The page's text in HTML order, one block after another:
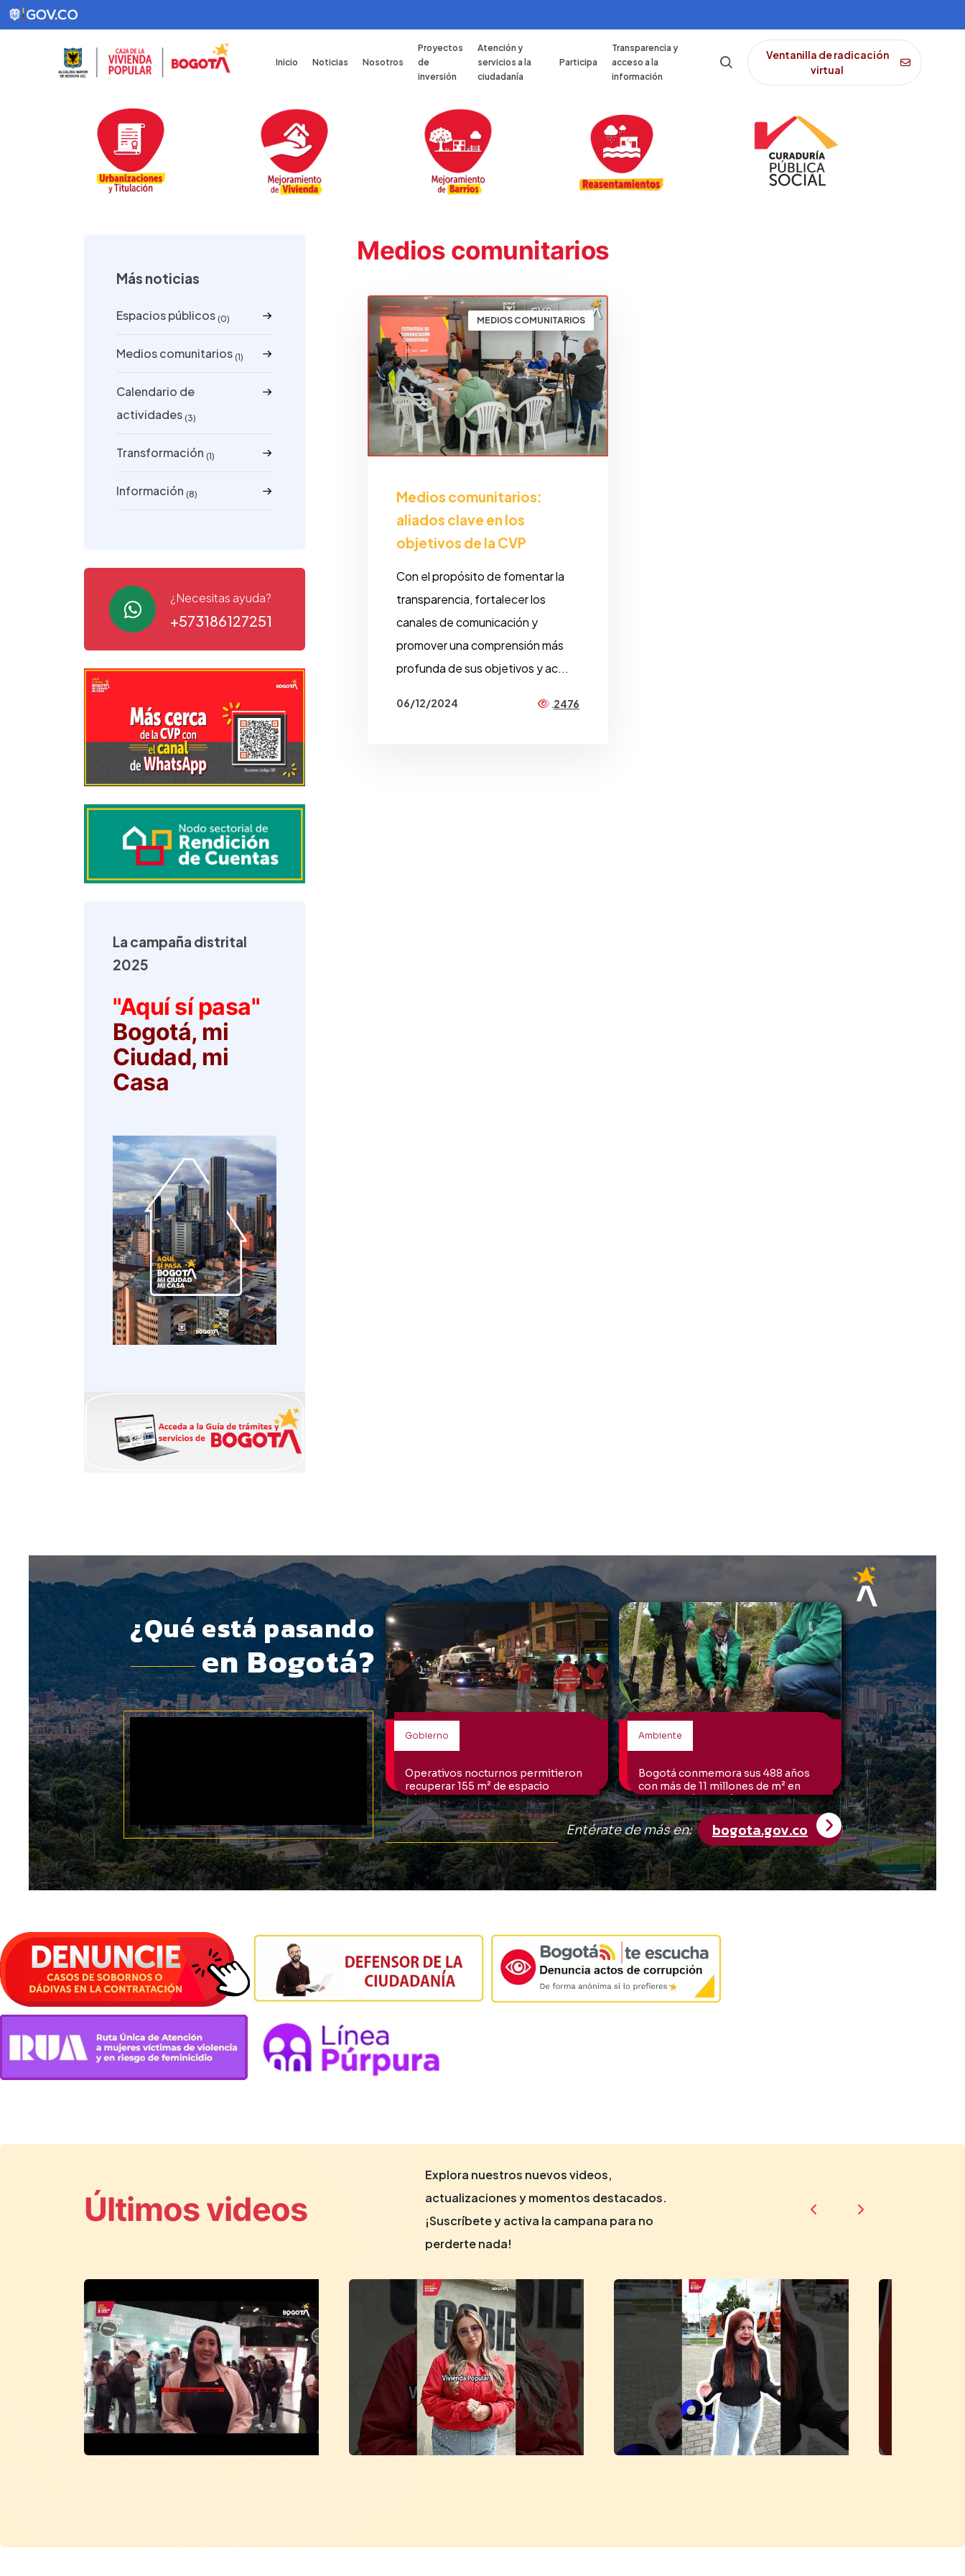
Inicio Noticias Nosotros
Proyectos
de
inversión
Atención y
servicios a la
ciudadanía
Participa
Transparencia y
acceso a la
información
Ventanilla de radicación
virtual
Más noticias
Espacios públicos (0)
Medios comunitarios (1)
Calendario de
actividades (3)
Transformación (1)
Información (8)
¿Necesitas ayuda?
+573186127251
La campaña distrital
2025
"Aquí sí pasa"
Bogotá, mi
Ciudad, mi
Casa
Medios comunitarios
MEDIOS COMUNITARIOS
Medios comunitarios:
aliados clave en los
objetivos de la CVP
Con el propósito de fomentar la
transparencia, fortalecer los
canales de comunicación y
promover una comprensión más
profunda de sus objetivos y ac...
06/12/2024
2476
Últimos videos
Explora nuestros nuevos videos,
actualizaciones y momentos destacados.
¡Suscríbete y activa la campana para no
perderte nada!